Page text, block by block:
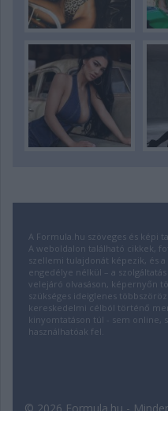
A Formula.hu szöveges és képi
A weboldalon található cikkek,
szellemi tulajdonát képezik, és
engedélye nélkül – a
velejáró olvasáson, képernyőn
szükséges ideiglenes
kereskedelmi célból történő
kinyomtatáson túl - sem online,
használhatóak fel.
© 2026 Formula.hu -